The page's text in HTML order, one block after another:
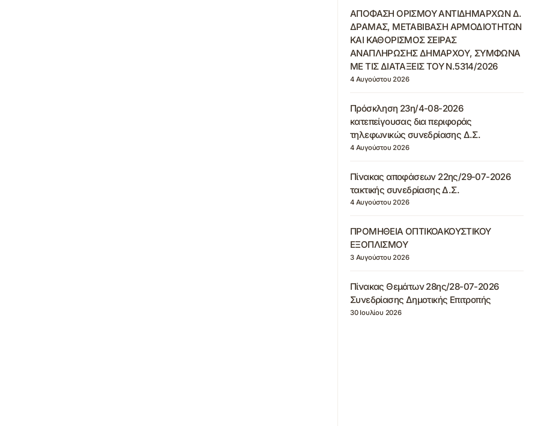
ΑΠΟΦΑΣΗ ΟΡΙΣΜΟΥ ΑΝΤΙΔΗΜΑΡΧΩΝ Δ.
ΔΡΑΜΑΣ, ΜΕΤΑΒΙΒΑΣΗ ΑΡΜΟΔΙΟΤΗΤΩΝ
ΚΑΙ ΚΑΘΟΡΙΣΜΟΣ ΣΕΙΡΑΣ
ΑΝΑΠΛΗΡΩΣΗΣ ΔΗΜΑΡΧΟΥ, ΣΥΜΦΩΝΑ
ΜΕ ΤΙΣ ΔΙΑΤΑΞΕΙΣ ΤΟΥ Ν.5314/2026
4 Αυγούστου 2026
Πρόσκληση 23η/4-08-2026
κατεπείγουσας δια περιφοράς
τηλεφωνικώς συνεδρίασης Δ.Σ.
4 Αυγούστου 2026
Πίνακας αποφάσεων 22ης/29-07-2026
τακτικής συνεδρίασης Δ.Σ.
4 Αυγούστου 2026
ΠΡΟΜΗΘΕΙΑ ΟΠΤΙΚΟΑΚΟΥΣΤΙΚΟΥ
ΕΞΟΠΛΙΣΜΟΥ
3 Αυγούστου 2026
Πίνακας Θεμάτων 28ης/28-07-2026
Συνεδρίασης Δημοτικής Επιτροπής
30 Ιουλίου 2026